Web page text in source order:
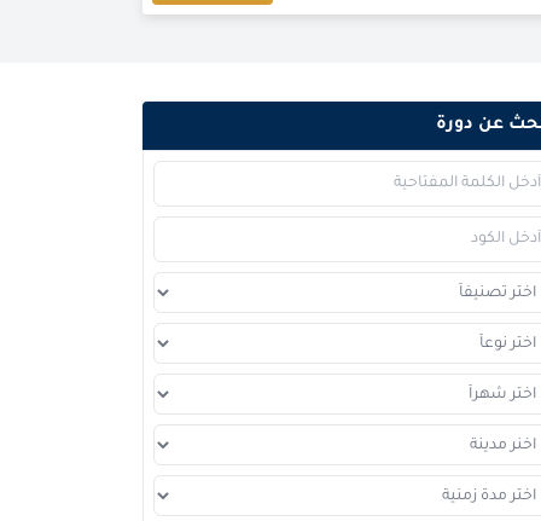
لندن التفاصيل
كوالا لامبور التفاصيل
باريس التفاصيل
دبي
إسطنبول
امستردام
عن دورة